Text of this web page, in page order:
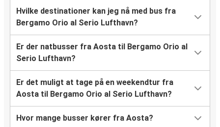
Hvilke destinationer kan jeg nå med bus fra
Bergamo Orio al Serio Lufthavn?
Er der natbusser fra Aosta til Bergamo Orio al
Serio Lufthavn?
Er det muligt at tage på en weekendtur fra
Aosta til Bergamo Orio al Serio Lufthavn?
Hvor mange busser kører fra Aosta?